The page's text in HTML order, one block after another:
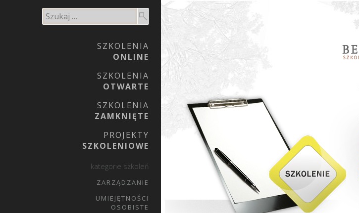
SZKOLENIA
ONLINE
SZKOLENIA
OTWARTE
SZKOLENIA
ZAMKNIĘTE
PROJEKTY
SZKOLENIOWE
kategorie szkoleń
ZARZĄDZANIE
UMIEJĘTNOŚCI
OSOBISTE